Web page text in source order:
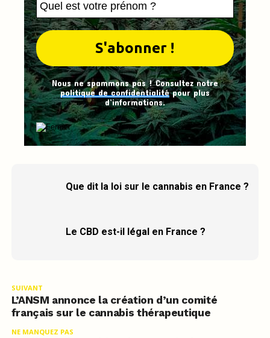
Nous ne spammons pas ! Consultez notre
politique de confidentialitépour plus
d’informations.
Que dit la loi sur le cannabis en France ?
Le CBD est-il légal en France ?
SUIVANT
L’ANSM annonce la création d’un comité
français sur le cannabis thérapeutique
NE MANQUEZ PAS